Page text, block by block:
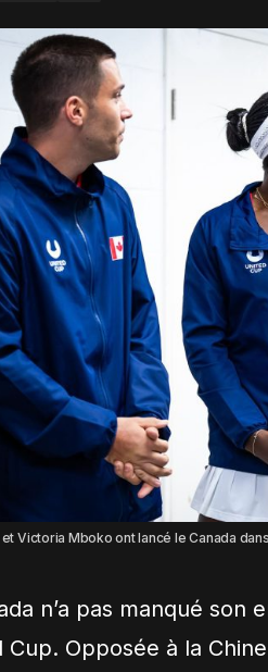
Victoria Mboko ont lancé le Canada
n’a pas manqué
Cup. Opposée à la